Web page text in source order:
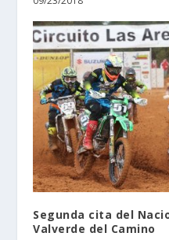
Segunda cita del
Valverde del Camino